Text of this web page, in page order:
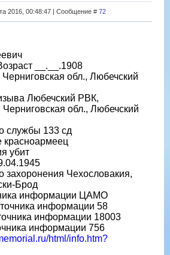
2016, 00:48:47 | Сообщение # 72
__.__.1908
обл., Любечский
Любечский РВК,
обл., Любечский
службы 133 сд
красноармеец
убит
захоронения Чехословакия,
Брод
информации ЦАМО
информации 58
информации 18003
информации 756
html/info.htm?